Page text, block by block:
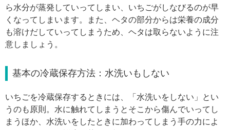
ら水分が蒸発していってしまい、いちごがしなびるのが早
くなってしまいます。また、ヘタの部分からは栄養の成分
も溶けだしていってしまうため、ヘタは取らないように注
意しましょう。
基本の冷蔵保存方法：水洗いもしない
いちごを冷蔵保存するときには、「水洗いをしない」とい
うのも原則。水に触れてしまうとそこから傷んでいってし
まうほか、水洗いをしたときに加わってしまう手の力によ